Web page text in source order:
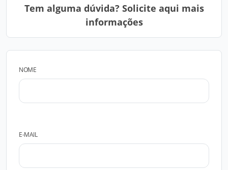
Tem alguma dúvida? Solicite aqui mais
informações
NOME
E-MAIL